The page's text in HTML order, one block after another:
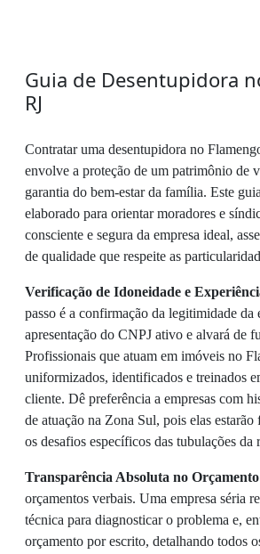
Guia de Desentupidora
RJ
Contratar uma desentupidora no
envolve a proteção de um patrimônio de
garantia do bem-estar da família. Este
elaborado para orientar moradores e
consciente e segura da empresa ideal,
de qualidade que respeite as
Verificação de Idoneidade e
passo é a confirmação da legitimidade da
apresentação do CNPJ ativo e alvará de
Profissionais que atuam em imóveis no
uniformizados, identificados e treinados
cliente. Dê preferência a empresas com
de atuação na Zona Sul, pois elas
os desafios específicos das tubulações da
Transparência Absoluta no
orçamentos verbais. Uma empresa séria
técnica para diagnosticar o problema e,
orçamento por escrito, detalhando todos